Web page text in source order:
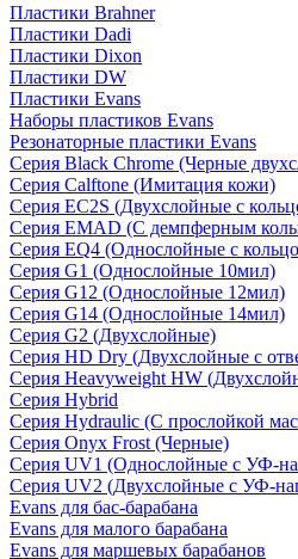
Пластики Brahner
Пластики Dadi
Пластики Dixon
Пластики DW
Пластики Evans
Наборы пластиков Evans
Резонаторные пластики Evans
Серия Black Chrome (Черные
Серия Calftone (Имитация кожи)
Серия EC2S (Двухслойные с
Серия EMAD (С демпферным
Серия EQ4 (Однослойные с
Серия G1 (Однослойные 10мил)
Серия G12 (Однослойные 12мил)
Серия G14 (Однослойные 14мил)
Серия G2 (Двухслойные)
Серия HD Dry (Двухслойные с
Серия Heavyweight HW
Серия Hybrid
Серия Hydraulic (С прослойкой
Серия Onyx Frost (Черные)
Серия UV1 (Однослойные с УФ-
Серия UV2 (Двухслойные с УФ-
Evans для бас-барабана
Evans для малого барабана
Evans для маршевых барабанов